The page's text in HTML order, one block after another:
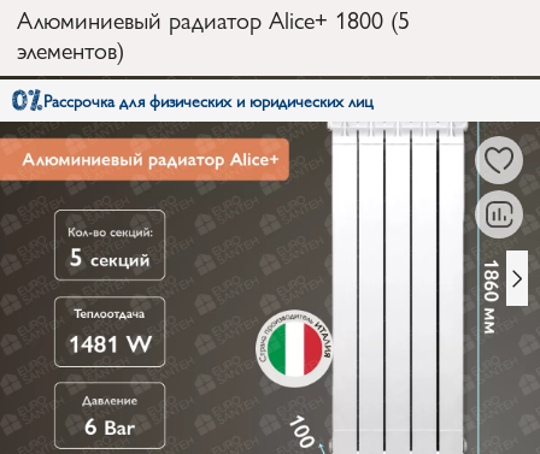
Алюминиевый радиатор Alice+ 1800 (5
элементов)
Рассрочка для физических и юридических лиц